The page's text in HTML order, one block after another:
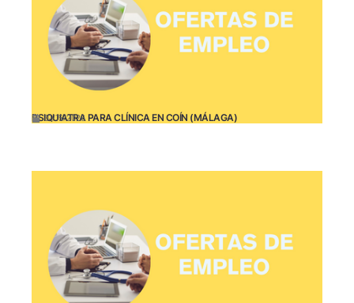
PSIQUIATRA PARA CLÍNICA EN COÍN (MÁLAGA)
01/15/2026